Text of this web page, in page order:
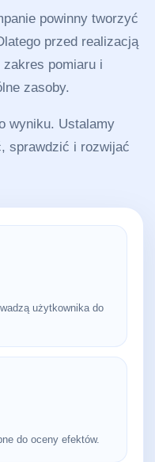
powinny tworzyć
przed realizacją
pomiaru i
zasoby.
wyniku. Ustalamy
sprawdzić i rozwijać
użytkownika do
do oceny efektów.